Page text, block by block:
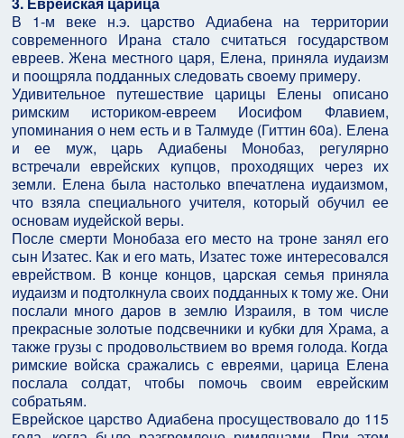
В 1-м веке н.э. царство Адиабена на территории
современного Ирана стало считаться государством
евреев. Жена местного царя, Елена, приняла иудаизм
и поощряла подданных следовать своему примеру.
Удивительное путешествие царицы Елены описано
римским историком-евреем Иосифом Флавием,
упоминания о нем есть и в Талмуде (Гиттин 60a). Елена
и ее муж, царь Адиабены Монобаз, регулярно
встречали еврейских купцов, проходящих через их
земли. Елена была настолько впечатлена иудаизмом,
что взяла специального учителя, который обучил ее
основам иудейской веры.
После смерти Монобаза его место на троне занял его
сын Изатес. Как и его мать, Изатес тоже интересовался
еврейством. В конце концов, царская семья приняла
иудаизм и подтолкнула своих подданных к тому же. Они
послали много даров в землю Израиля, в том числе
прекрасные золотые подсвечники и кубки для Храма, а
также грузы с продовольствием во время голода. Когда
римские войска сражались с евреями, царица Елена
послала солдат, чтобы помочь своим еврейским
собратьям.
Еврейское царство Адиабена просуществовало до 115